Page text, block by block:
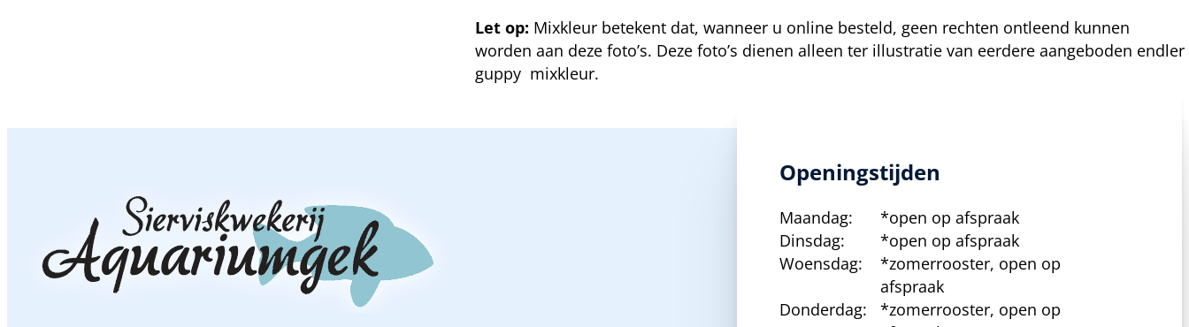
Let op: Mixkleur betekent dat, wanneer u online besteld, geen rechten ontleend kunnen
worden aan deze foto’s. Deze foto’s dienen alleen ter illustratie van eerdere aangeboden endler
guppy mixkleur.
Openingstijden
Maandag:
*open op afspraak
Dinsdag:
*open op afspraak
Woensdag:
*zomerrooster, open op
afspraak
Donderdag:
*zomerrooster, open op